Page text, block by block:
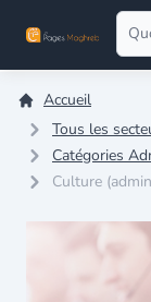
Accueil
Tous les
Catégories
Culture